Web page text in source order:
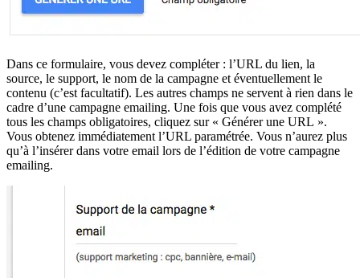
Dans ce formulaire, vous devez compléter : l’URL du lien, la
source, le support, le nom de la campagne et éventuellement le
contenu (c’est facultatif). Les autres champs ne servent à rien dans le
cadre d’une campagne emailing. Une fois que vous avez complété
tous les champs obligatoires, cliquez sur « Générer une URL ».
Vous obtenez immédiatement l’URL paramétrée. Vous n’aurez plus
qu’à l’insérer dans votre email lors de l’édition de votre campagne
emailing.